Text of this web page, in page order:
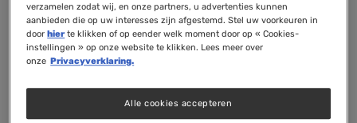
Stichting Orthomoleculaire Educatie wil graag
een bijdrage leveren aan het behoud en
bevorderen van een goede gezondheid.
Voeding en voedingssupplementen kunnen
hierbij een belangrijke rol spelen. Tenminste:
verzamelen zodat wij, en onze partners, u advertenties kunnen
aanbieden die op uw interesses zijn afgestemd. Stel uw voorkeuren in
doorhierte klikken of op eender welk moment door op « Cookies-
instellingen » op onze website te klikken. Lees meer over
onze Privacyverklaring.
Alle cookies accepteren